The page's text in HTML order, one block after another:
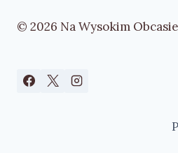
© 2026 Na Wysokim Obcasie